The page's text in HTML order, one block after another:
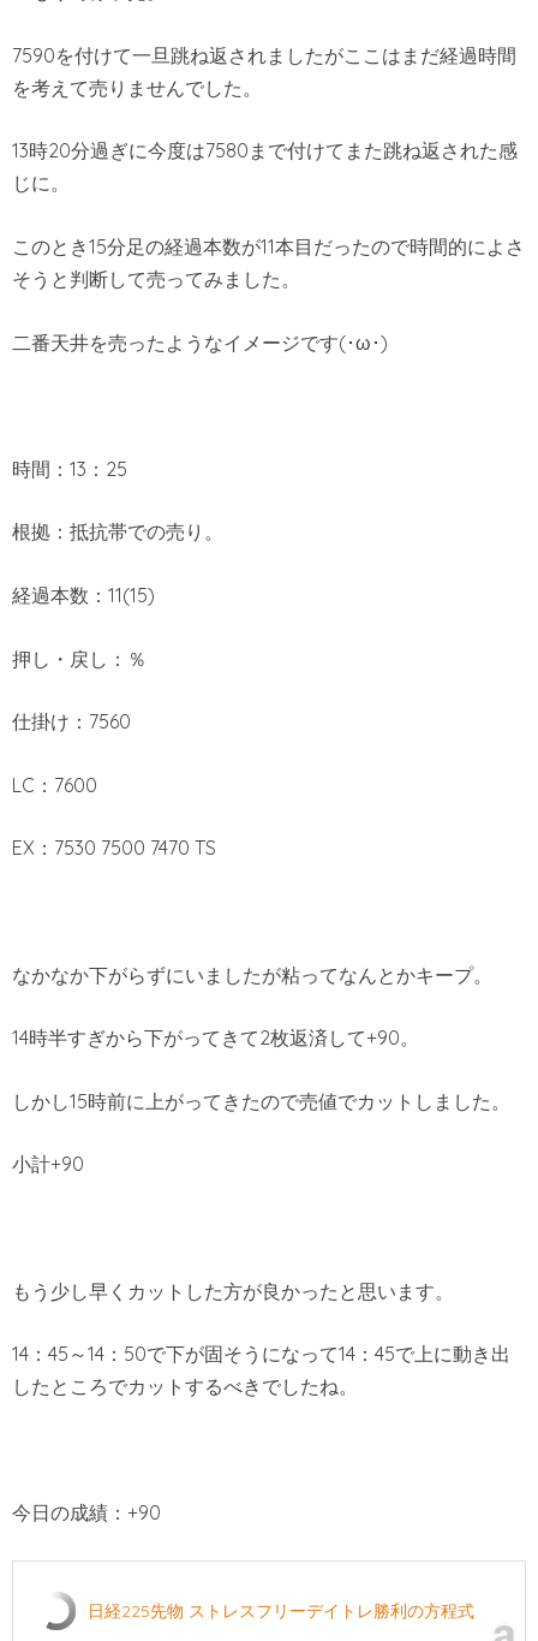
7590を付けて一旦跳ね返されましたがここはまだ経過時間
を考えて売りませんでした。
13時20分過ぎに今度は7580まで付けてまた跳ね返された感
じに。
このとき15分足の経過本数が11本目だったので時間的によさ
そうと判断して売ってみました。
二番天井を売ったようなイメージです(･ω･)
時間：13：25
根拠：抵抗帯での売り。
経過本数：11(15)
押し・戻し：％
仕掛け：7560
LC：7600
EX：7530 7500 7470 TS
なかなか下がらずにいましたが粘ってなんとかキープ。
14時半すぎから下がってきて2枚返済して+90。
しかし15時前に上がってきたので売値でカットしました。
小計+90
もう少し早くカットした方が良かったと思います。
14：45～14：50で下が固そうになって14：45で上に動き出
したところでカットするべきでしたね。
今日の成績：+90
日経225先物 ストレスフリーデイトレ勝利の方程式